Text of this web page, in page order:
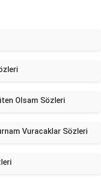
Olsam Sözleri
Vuracaklar Sözleri